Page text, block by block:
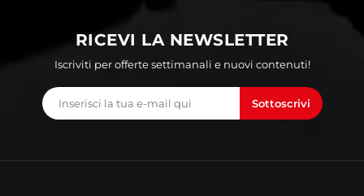
RICEVI LA NEWSLETTER
Iscriviti per offerte settimanali e nuovi contenuti!
Sottoscrivi